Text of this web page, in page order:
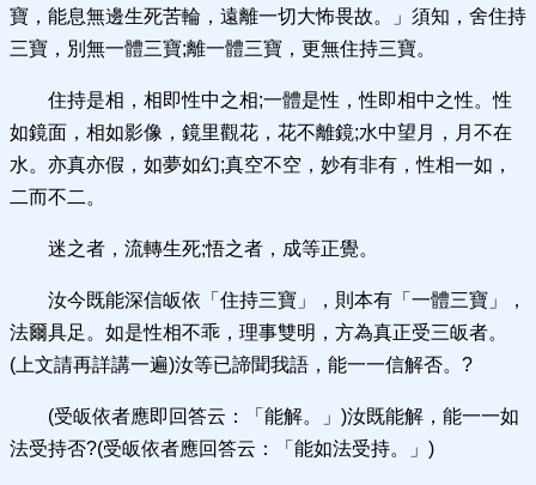
寶，能息無邊生死苦輪，遠離一切大怖畏故。」須知，舍住持
三寶，別無一體三寶;離一體三寶，更無住持三寶。
住持是相，相即性中之相;一體是性，性即相中之性。性
如鏡面，相如影像，鏡里觀花，花不離鏡;水中望月，月不在
水。亦真亦假，如夢如幻;真空不空，妙有非有，性相一如，
二而不二。
迷之者，流轉生死;悟之者，成等正覺。
汝今既能深信皈依「住持三寶」，則本有「一體三寶」，
法爾具足。如是性相不乖，理事雙明，方為真正受三皈者。
(上文請再詳講一遍)汝等已諦聞我語，能一一信解否。?
(受皈依者應即回答云：「能解。」)汝既能解，能一一如
法受持否?(受皈依者應回答云：「能如法受持。」)